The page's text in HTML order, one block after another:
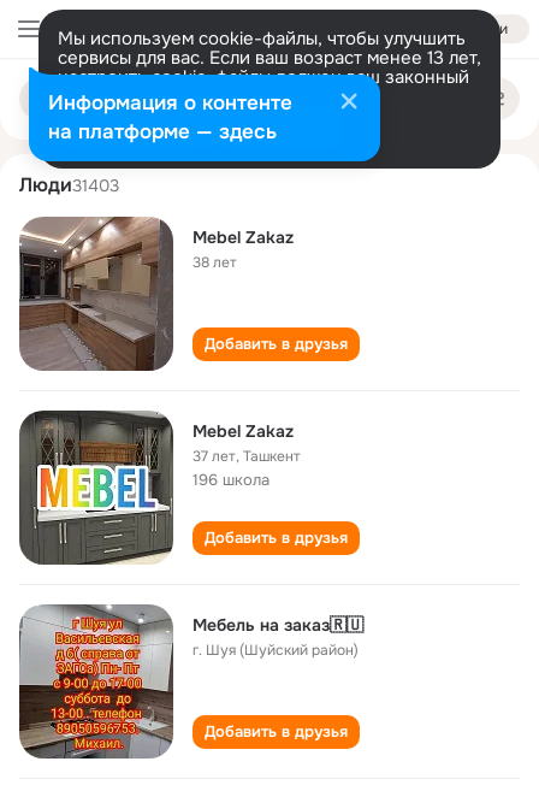
Войти
Мы используем cookie-файлы, чтобы улучшить
сервисы для вас. Если ваш возраст менее 13 лет,
настроить cookie-файлы должен ваш законный
представитель. Больше информации
Разрешить все Настроить
Поиск
людям
mebel zakaz
Люди31403
Mebel Zakaz
38 лет
Добавить в друзья
Mebel Zakaz
37 лет,Ташкент
196 школа
Добавить в друзья
Мебель на заказ🇷🇺
г. Шуя (Шуйский район)
Добавить в друзья
Информация о контенте
на платформе — здесь